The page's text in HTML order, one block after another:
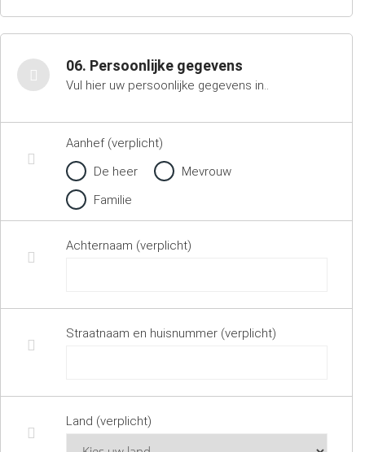
06. Persoonlijke gegevens
Vul hier uw persoonlijke gegevens in..
Aanhef (verplicht)
De heer
Mevrouw
Familie
Achternaam (verplicht)
Straatnaam en huisnummer (verplicht)
Land (verplicht)